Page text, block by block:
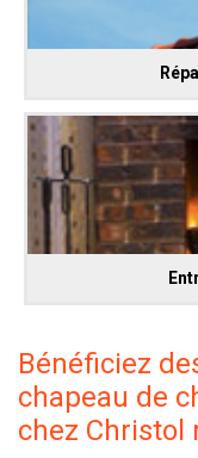
Bénéficiez
chapeau de
chez Christol